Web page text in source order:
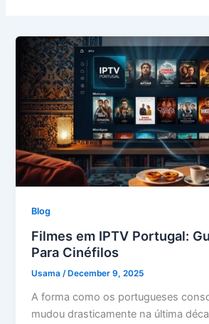
Blog
Filmes em IPTV Portugal:
Para Cinéfilos
Usama/ December 9, 2025
A forma como os portugueses
mudou drasticamente na última